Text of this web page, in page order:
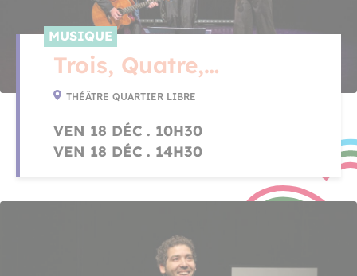
MUSIQUE
Trois, Quatre,…
THÉÂTRE QUARTIER LIBRE
VEN 18 DÉC . 10H30
VEN 18 DÉC . 14H30